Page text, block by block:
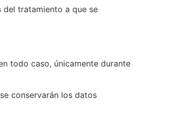
del tratamiento a que se
todo caso, únicamente durante
conservarán los datos